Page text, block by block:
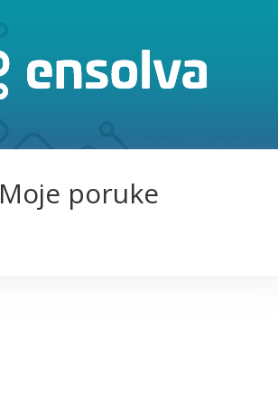
Moje poruke